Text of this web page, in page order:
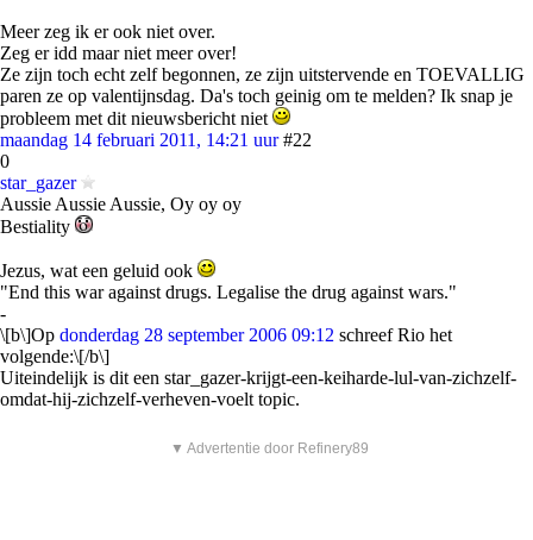
Meer zeg ik er ook niet over.
Zeg er idd maar niet meer over!
Ze zijn toch echt zelf begonnen, ze zijn uitstervende en TOEVALLIG
paren ze op valentijnsdag. Da's toch geinig om te melden? Ik snap je
probleem met dit nieuwsbericht niet
maandag 14 februari 2011, 14:21 uur #22
0
star_gazer
Aussie Aussie Aussie, Oy oy oy
Bestiality
Jezus, wat een geluid ook
"End this war against drugs. Legalise the drug against wars."
-
\[b\]Op donderdag 28 september 2006 09:12 schreef Rio het
volgende:\[/b\]
Uiteindelijk is dit een star_gazer-krijgt-een-keiharde-lul-van-zichzelf-
omdat-hij-zichzelf-verheven-voelt topic.
▼ Advertentie door Refinery89